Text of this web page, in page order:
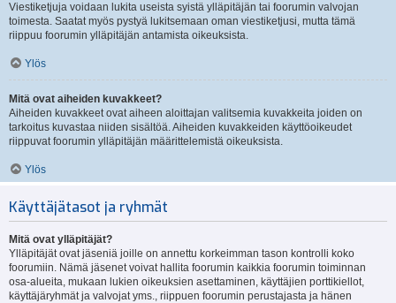
Viestiketjuja voidaan lukita useista syistä ylläpitäjän tai foorumin valvojan
toimesta. Saatat myös pystyä lukitsemaan oman viestiketjusi, mutta tämä
riippuu foorumin ylläpitäjän antamista oikeuksista.
Ylös
Mitä ovat aiheiden kuvakkeet?
Aiheiden kuvakkeet ovat aiheen aloittajan valitsemia kuvakkeita joiden on
tarkoitus kuvastaa niiden sisältöä. Aiheiden kuvakkeiden käyttöoikeudet
riippuvat foorumin ylläpitäjän määrittelemistä oikeuksista.
Ylös
Käyttäjätasot ja ryhmät
Mitä ovat ylläpitäjät?
Ylläpitäjät ovat jäseniä joille on annettu korkeimman tason kontrolli koko
foorumiin. Nämä jäsenet voivat hallita foorumin kaikkia foorumin toiminnan
osa-alueita, mukaan lukien oikeuksien asettaminen, käyttäjien porttikiellot,
käyttäjäryhmät ja valvojat yms., riippuen foorumin perustajasta ja hänen